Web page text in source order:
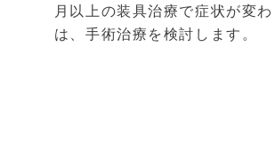
月以上の装具治療で症状が変
は、手術治療を検討します。